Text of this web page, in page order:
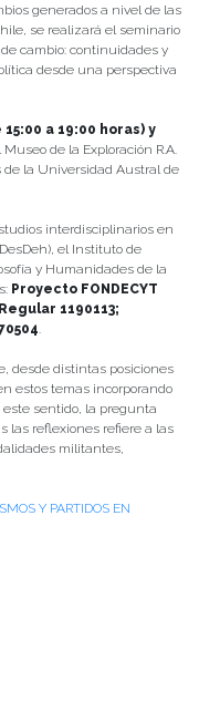
generados a nivel de las
se realizará el seminario
cambio: continuidades y
desde una perspectiva
a 19:00 horas) y
Museo de la Exploración R.A.
de la Universidad Austral de
interdisciplinarios en
el Instituto de
y Humanidades de la
Proyecto FONDECYT
1190113;
desde distintas posiciones
estos temas incorporando
este sentido, la pregunta
las reflexiones refiere a las
militantes,
Y PARTIDOS EN